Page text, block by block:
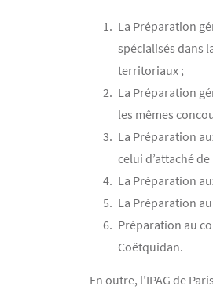
La Préparation
spécialisés dans
territoriaux ;
La Préparation
les mêmes
La Préparation
celui d’attaché
La Préparation
La Préparation
Préparation au
Coëtquidan.
En outre, l’IPAG de